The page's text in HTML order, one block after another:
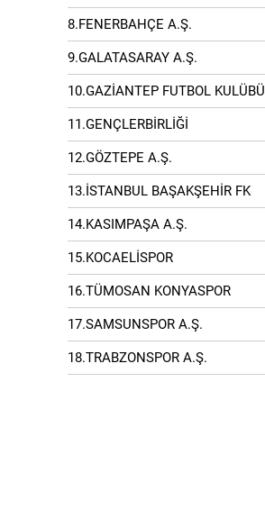
8.FENERBAHÇE A.Ş.
9.GALATASARAY A.Ş.
10.GAZİANTEP FUTBOL
11.GENÇLERBİRLİĞİ
12.GÖZTEPE A.Ş.
13.İSTANBUL BAŞAKŞEHİR FK
14.KASIMPAŞA A.Ş.
15.KOCAELİSPOR
16.TÜMOSAN KONYASPOR
17.SAMSUNSPOR A.Ş.
18.TRABZONSPOR A.Ş.